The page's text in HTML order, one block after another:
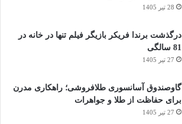
28 تیر 1405
درگذشت برندا فریکر بازیگر فیلم تنها در خانه در
81 سالگی
27 تیر 1405
گاوصندوق آسانسوری طلافروشی؛ راهکاری مدرن
برای حفاظت از طلا و جواهرات
27 تیر 1405